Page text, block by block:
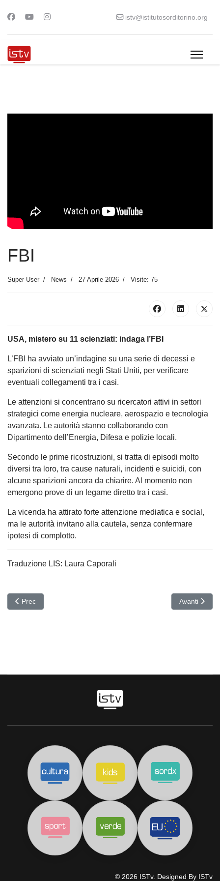
istv@istitutosorditorino.org
FBI
Super User News 27 Aprile 2026 Visite: 75
USA, mistero su 11 scienziati: indaga l’FBI
L’FBI ha avviato un’indagine su una serie di decessi e
sparizioni di scienziati negli Stati Uniti, per verificare
eventuali collegamenti tra i casi.
Le attenzioni si concentrano su ricercatori attivi in settori
strategici come energia nucleare, aerospazio e tecnologia
avanzata. Le autorità stanno collaborando con
Dipartimento dell’Energia, Difesa e polizie locali.
Secondo le prime ricostruzioni, si tratta di episodi molto
diversi tra loro, tra cause naturali, incidenti e suicidi, con
alcune sparizioni ancora da chiarire. Al momento non
emergono prove di un legame diretto tra i casi.
La vicenda ha attirato forte attenzione mediatica e social,
ma le autorità invitano alla cautela, senza confermare
ipotesi di complotto.
Traduzione LIS: Laura Caporali
Articolo precedente: CRISI
Prec Articolo
Avanti
© 2026 ISTv. Designed By ISTv